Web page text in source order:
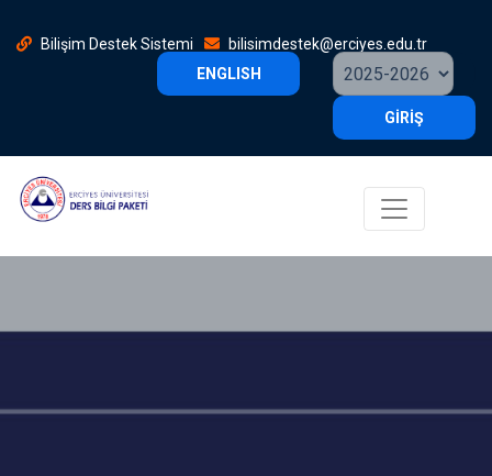
Bilişim Destek Sistemi
bilisimdestek@erciyes.edu.tr
ENGLISH
GİRİŞ